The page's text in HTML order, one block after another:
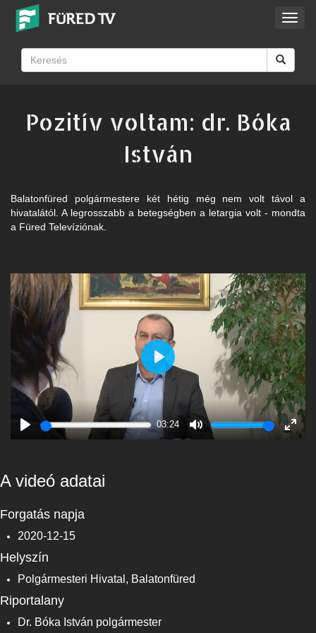
Pozitív voltam: dr. Bóka
István
Balatonfüred polgármestere két hétig még nem volt távol a
hivatalától. A legrosszabb a betegségben a letargia volt - mondta
a Füred Televíziónak.
Play
03:24
Mute
Enter
Play
A videó adatai
Forgatás napja
2020-12-15
Helyszín
Polgármesteri Hivatal, Balatonfüred
Riportalany
Dr. Bóka István polgármester